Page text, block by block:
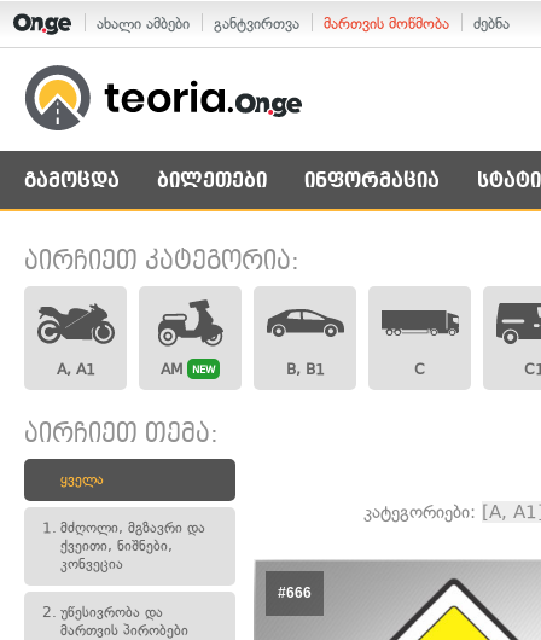
ახალი ამბები განტვირთვა მართვის მოწმობა ძებნა
გამოცდა ბილეთები ინფორმაცია
აირჩიეთ კატეგორია:
A, A1 AM NEW B, B1 C
აირჩიეთ თემა:
ყველა
1. მძღოლი, მგზავრი და
ქვეითი, ნიშნები,
კონვეცია
2. უწესივრობა და
მართვის პირობები
კატეგორიები: [A,
#666